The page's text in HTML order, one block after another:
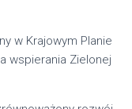
w Krajowym Planie
wspierania Zielonej